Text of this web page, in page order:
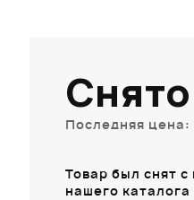
Последняя цена:
Товар был снят
нашего каталога